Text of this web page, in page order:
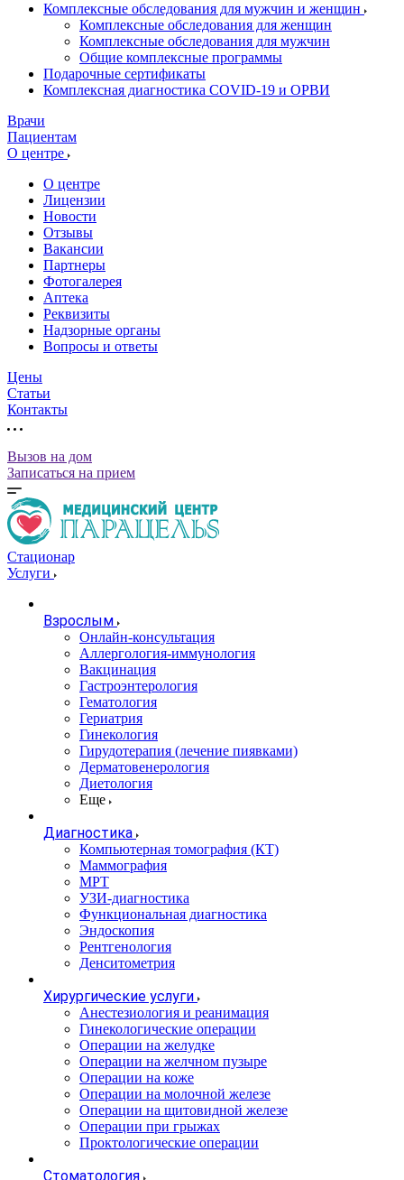
Комплексные обследования для мужчин и женщин
Комплексные обследования для женщин
Комплексные обследования для мужчин
Общие комплексные программы
Подарочные сертификаты
Комплексная диагностика COVID-19 и ОРВИ
Врачи
Пациентам
О центре
О центре
Лицензии
Новости
Отзывы
Вакансии
Партнеры
Фотогалерея
Аптека
Реквизиты
Надзорные органы
Вопросы и ответы
Цены
Статьи
Контакты
Вызов на дом
Записаться на прием
Стационар
Услуги
Взрослым
Онлайн-консультация
Аллергология-иммунология
Вакцинация
Гастроэнтерология
Гематология
Гериатрия
Гинекология
Гирудотерапия (лечение пиявками)
Дерматовенерология
Диетология
Еще
Диагностика
Компьютерная томография (КТ)
Маммография
МРТ
УЗИ-диагностика
Функциональная диагностика
Эндоскопия
Рентгенология
Денситометрия
Хирургические услуги
Анестезиология и реанимация
Гинекологические операции
Операции на желудке
Операции на желчном пузыре
Операции на коже
Операции на молочной железе
Операции на щитовидной железе
Операции при грыжах
Проктологические операции
Стоматология